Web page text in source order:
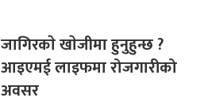
जागिरकाे खाेजीमा हुनुहुन्छ ?
आइएमई लाइफमा रोजगारीको
अवसर